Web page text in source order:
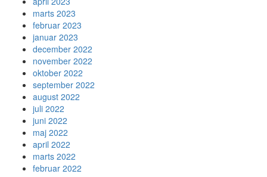
marts 2023
februar 2023
januar 2023
december 2022
november 2022
oktober 2022
september 2022
august 2022
juli 2022
juni 2022
maj 2022
april 2022
marts 2022
februar 2022